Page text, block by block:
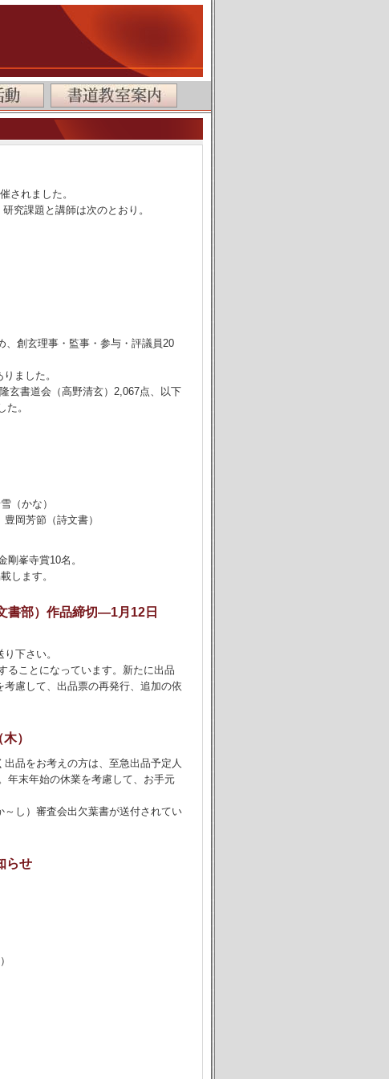
されました。
究課題と講師は次のとおり。
、創玄理事・監事・参与・評議員20
ました。
玄書道会（高野清玄）2,067点、以下
。
（かな）
岡芳節（詩文書）
剛峯寺賞10名。
します。
書部）作品締切―1月12日
下さい。
ることになっています。新たに出品
慮して、出品票の再発行、追加の依
）
品をお考えの方は、至急出品予定人
年末年始の休業を考慮して、お手元
し）審査会出欠葉書が送付されてい
らせ